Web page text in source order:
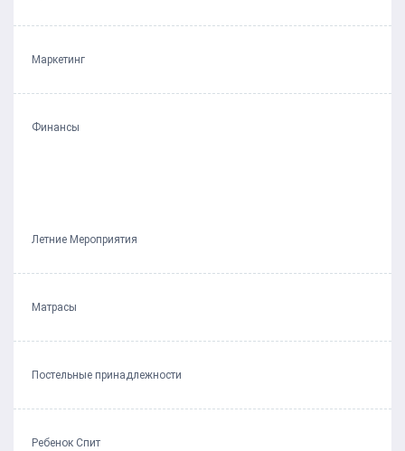
Маркетинг
Финансы
Летние Мероприятия
Матрасы
Постельные принадлежности
Ребенок Спит